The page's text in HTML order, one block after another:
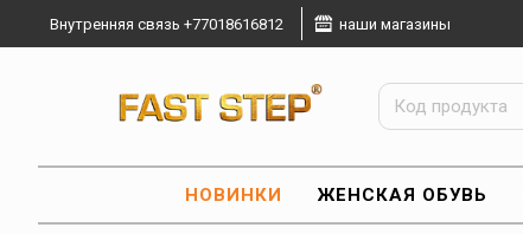
Внутренняя связь +77018616812 наши магазины
НОВИНКИ ЖЕНСКАЯ ОБУВЬ